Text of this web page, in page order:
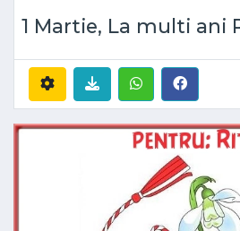
1 Martie, La multi ani